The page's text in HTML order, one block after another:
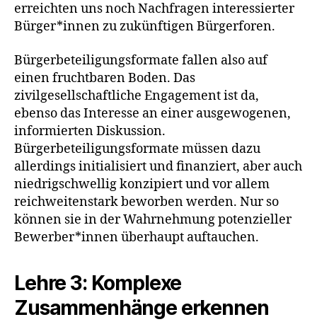
erreichten uns noch Nachfragen interessierter
Bürger*innen zu zukünftigen Bürgerforen.
Bürgerbeteiligungsformate fallen also auf
einen fruchtbaren Boden. Das
zivilgesellschaftliche Engagement ist da,
ebenso das Interesse an einer ausgewogenen,
informierten Diskussion.
Bürgerbeteiligungsformate müssen dazu
allerdings initialisiert und finanziert, aber auch
niedrigschwellig konzipiert und vor allem
reichweitenstark beworben werden. Nur so
können sie in der Wahrnehmung potenzieller
Bewerber*innen überhaupt auftauchen.
Lehre 3: Komplexe
Zusammenhänge erkennen